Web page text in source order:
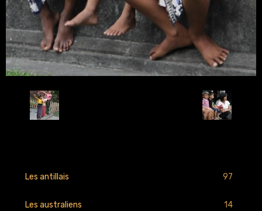
Les antillais 97
Les australiens 14